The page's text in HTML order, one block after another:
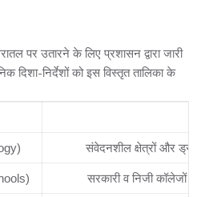
पर उतारने के लिए प्रशासन द्वारा जारी
निर्देशों को इस विस्तृत तालिका के
संवेदनशील क्षेत्रों और
सरकारी व निजी कॉलेजों